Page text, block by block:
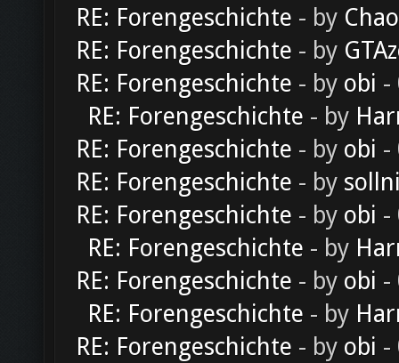
RE: Forengeschichte - by
RE: Forengeschichte - by
RE: Forengeschichte - by obi -
RE: Forengeschichte - by
RE: Forengeschichte - by obi -
RE: Forengeschichte - by
RE: Forengeschichte - by obi -
RE: Forengeschichte - by
RE: Forengeschichte - by obi -
RE: Forengeschichte - by
RE: Forengeschichte - by obi -